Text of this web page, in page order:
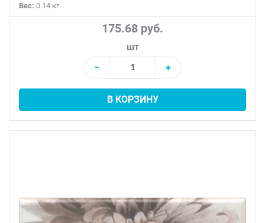
Вес: 0.14 кг
175.68 руб.
шт
−
+
В КОРЗИНУ